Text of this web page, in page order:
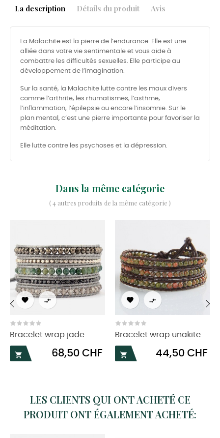
La description Détails du produit Avis
La Malachite est la pierre de l’endurance. Elle est une
alliée dans votre vie sentimentale et vous aide à
combattre les difficultés sexuelles. Elle participe au
développement de l’imagination.
Sur la santé, la Malachite lutte contre les maux divers
comme l’arthrite, les rhumatismes, l’asthme,
l’inflammation, l’épilepsie ou encore l’insomnie. Sur le
plan mental, c’est une pierre importante pour favoriser la
méditation.
Elle lutte contre les psychoses et la dépression.
Dans la même catégorie
( 4 autres produits de la même catégorie )
 
Bracelet wrap jade

Prix
68,50 CHF
 
Bracelet wrap unakite

Prix
44,50 CHF
‹
LES CLIENTS QUI ONT ACHETÉ CE
PRODUIT ONT ÉGALEMENT ACHETÉ: